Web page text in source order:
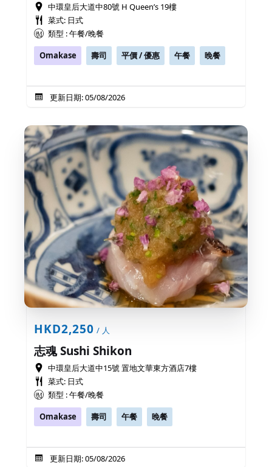
中環皇后大道中80號 H Queen’s 19樓
菜式: 日式
類型 : 午餐/晚餐
Omakase
壽司 平價 / 優惠 午餐 晚餐
更新日期: 05/08/2026
HKD2,250 / 人
志魂 Sushi Shikon
中環皇后大道中15號 置地文華東方酒店7樓
菜式: 日式
類型 : 午餐/晚餐
Omakase
壽司 午餐 晚餐
更新日期: 05/08/2026